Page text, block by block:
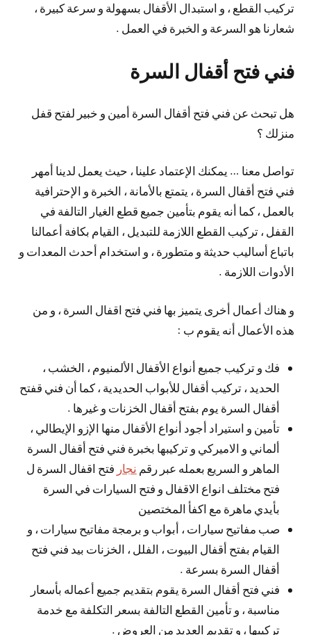
تركيب القطع ، و استبدال الأقفال بسهولة و سرعة كبيرة ،
شعارنا هو السرعة و الخبرة في العمل .
فني فتح أقفال السرة
هل تبحث عن فني فتح أقفال السرة أمين و خبير لفتح قفل
منزلك ؟
تواصل معنا … يمكنك الإعتماد علينا ، حيث يعمل لدينا أمهر
فني فتح أقفال السرة ، يتمتع بالأمانة ، الخبرة و الإحترافية
بالعمل ، كما أنه يقوم بتأمين جميع قطع الغيار التالفة في
القفل ، تركيب القطع اللازمة للتبديل ، القيام بكافة أعمالنا
باتباع أساليب حديثة و متطورة ، و استخدام أحدث المعدات و
الأدوات اللازمة .
و هناك أعمال أخرى يتميز بها فني فتح اقفال السرة ، و من
هذه الأعمال أنه يقوم ب :
فك و تركيب جميع أنواع الأقفال الألمنيوم ، الخشب ،
الحديد ، تركيب أقفال للأبواب الحديدية ، كما أن فني قفتح
أقفال السرة يوم بفتح أقفال الخزنات و غيرها .
تأمين و استيراد أجود أنواع الأقفال منها الإزو الإيطالي ،
ألماني و الاميركي و تركيبها بخبرة فني فتح أقفال السرة
الماهر و السريع بعمله عبر رقم نجار فتح اقفال السرة ل
فتح مختلف انواع الاقفال و فتح السيارات في السرة
بأيدي ماهرة مع اكفأ المختصين
صب مفاتيح سيارات ، أبواب و برمجة مفاتيح سيارات ، و
القيام بفتح أقفال البيوت ، الفلل ، الخزنات بيد فني فتح
أقفال السرة بسرعة .
فني فتح أقفال السرة يقوم بتقديم جميع أعماله بأسعار
مناسبة ، و تأمين القطع التالفة بسعر التكلفة مع خدمة
تركيبها ، و تقديم العديد من العروض .